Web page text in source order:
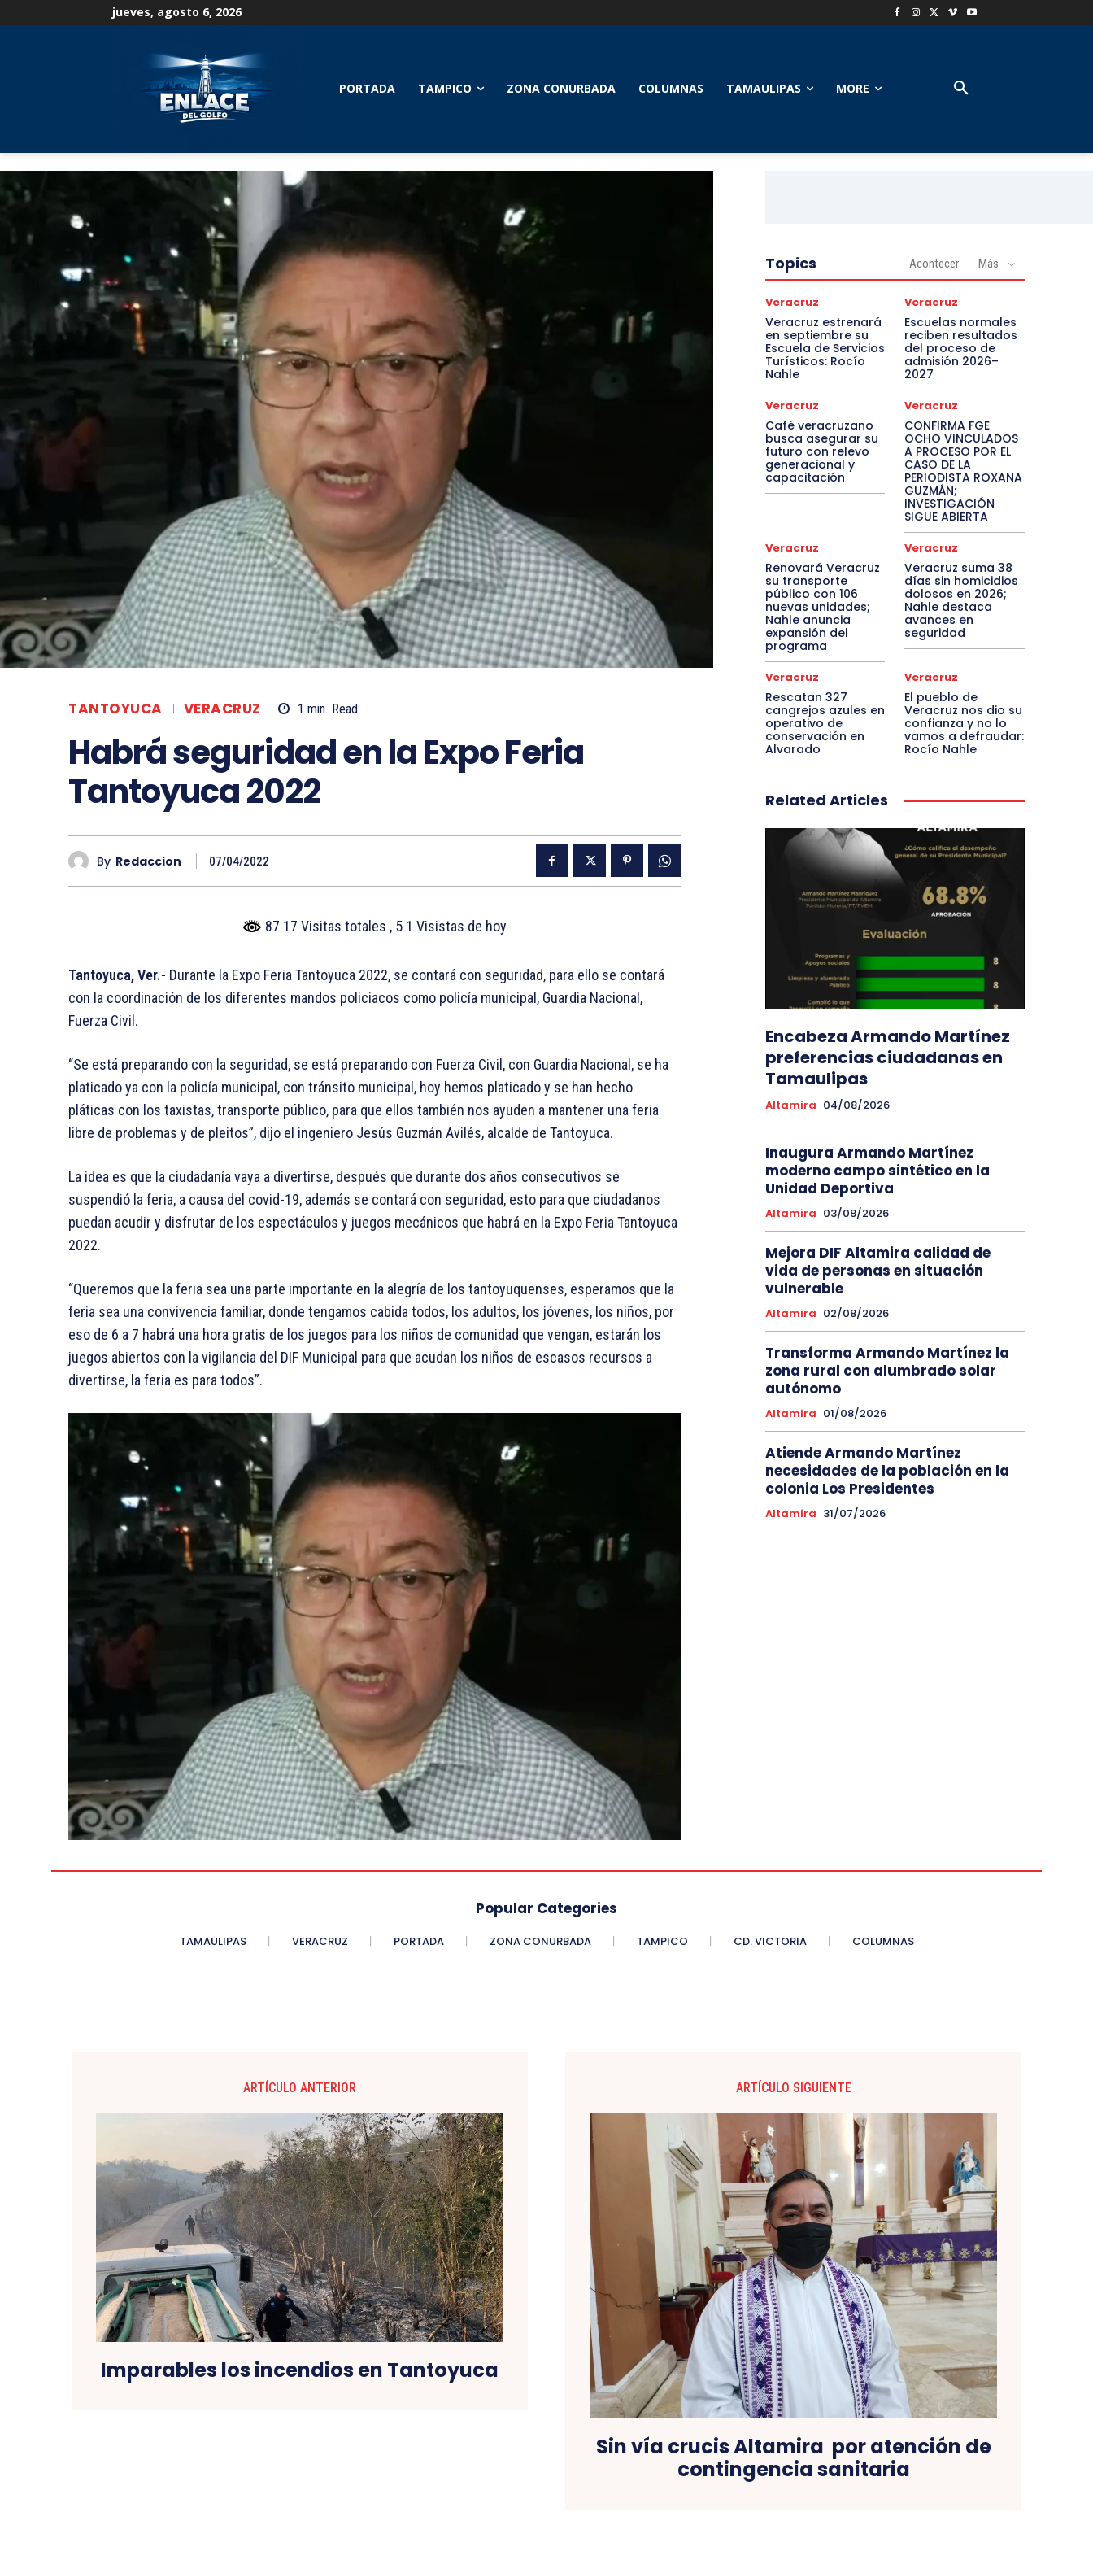
jueves, agosto 6, 2026
PORTADA TAMPICO ZONA CONURBADA COLUMNAS TAMAULIPAS MORE
TANTOYUCA VERACRUZ 1 min. Read
Habrá seguridad en la Expo Feria
Tantoyuca 2022
By Redaccion 07/04/2022
87 17 Visitas totales , 5 1 Visistas de hoy
Tantoyuca, Ver.- Durante la Expo Feria Tantoyuca 2022, se contará con seguridad, para ello se contará
con la coordinación de los diferentes mandos policiacos como policía municipal, Guardia Nacional,
Fuerza Civil.
“Se está preparando con la seguridad, se está preparando con Fuerza Civil, con Guardia Nacional, se ha
platicado ya con la policía municipal, con tránsito municipal, hoy hemos platicado y se han hecho
pláticas con los taxistas, transporte público, para que ellos también nos ayuden a mantener una feria
libre de problemas y de pleitos”, dijo el ingeniero Jesús Guzmán Avilés, alcalde de Tantoyuca.
La idea es que la ciudadanía vaya a divertirse, después que durante dos años consecutivos se
suspendió la feria, a causa del covid-19, además se contará con seguridad, esto para que ciudadanos
puedan acudir y disfrutar de los espectáculos y juegos mecánicos que habrá en la Expo Feria Tantoyuca
2022.
“Queremos que la feria sea una parte importante en la alegría de los tantoyuquenses, esperamos que la
feria sea una convivencia familiar, donde tengamos cabida todos, los adultos, los jóvenes, los niños, por
eso de 6 a 7 habrá una hora gratis de los juegos para los niños de comunidad que vengan, estarán los
juegos abiertos con la vigilancia del DIF Municipal para que acudan los niños de escasos recursos a
divertirse, la feria es para todos”.
Topics Acontecer Más
Veracruz
Veracruz estrenará
en septiembre su
Escuela de Servicios
Turísticos: Rocío
Nahle
Veracruz
Escuelas normales
reciben resultados
del proceso de
admisión 2026–
2027
Veracruz
Café veracruzano
busca asegurar su
futuro con relevo
generacional y
capacitación
Veracruz
CONFIRMA FGE
OCHO VINCULADOS
A PROCESO POR EL
CASO DE LA
PERIODISTA ROXANA
GUZMÁN;
INVESTIGACIÓN
SIGUE ABIERTA
Veracruz
Renovará Veracruz
su transporte
público con 106
nuevas unidades;
Nahle anuncia
expansión del
programa
Veracruz
Veracruz suma 38
días sin homicidios
dolosos en 2026;
Nahle destaca
avances en
seguridad
Veracruz
Rescatan 327
cangrejos azules en
operativo de
conservación en
Alvarado
Veracruz
El pueblo de
Veracruz nos dio su
confianza y no lo
vamos a defraudar:
Rocío Nahle
Related Articles
Encabeza Armando Martínez
preferencias ciudadanas en
Tamaulipas
Altamira 04/08/2026
Inaugura Armando Martínez
moderno campo sintético en la
Unidad Deportiva
Altamira 03/08/2026
Mejora DIF Altamira calidad de
vida de personas en situación
vulnerable
Altamira 02/08/2026
Transforma Armando Martínez la
zona rural con alumbrado solar
autónomo
Altamira 01/08/2026
Atiende Armando Martínez
necesidades de la población en la
colonia Los Presidentes
Altamira 31/07/2026
Popular Categories
TAMAULIPAS VERACRUZ PORTADA ZONA CONURBADA TAMPICO CD. VICTORIA COLUMNAS
ARTÍCULO ANTERIOR
Imparables los incendios en Tantoyuca
ARTÍCULO SIGUIENTE
Sin vía crucis Altamira por atención de
contingencia sanitaria